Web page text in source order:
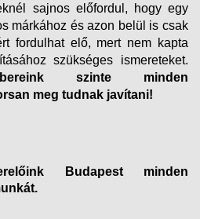
sajnos előfordul, hogy egy
márkához és azon belül is csak
fordulhat elő, mert nem kapta
szükséges ismereteket.
szinte minden
meg tudnak javítani!
Budapest minden